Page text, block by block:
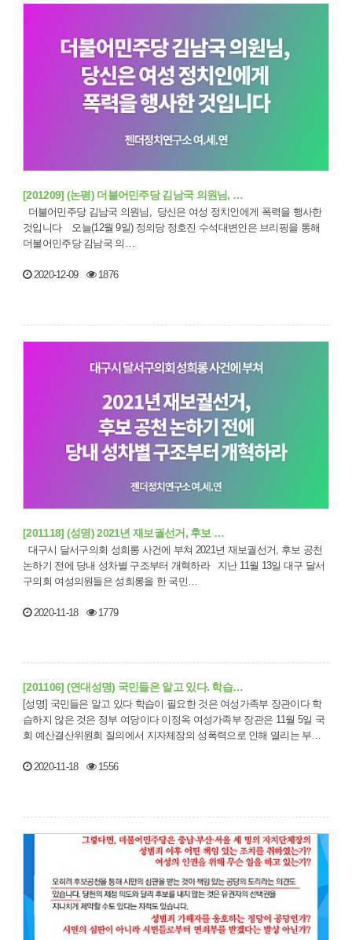
[201209] (논평) 더불어민주당 김남국 의원님, …
것입니다 오늘(12월 9일) 정의당 정호진 수석대변인은 브리핑을 통해
더불어민주당 김남국 의…
2020-12-09 1876
[201118] (성명) 2021년 재보궐선거, 후보 …
논하기 전에 당내 성차별 구조부터 개혁하라 지난 11월 13일 대구 달서
구의회 여성의원들은 성희롱을 한 국민…
2020-11-18 1779
[201106] (연대성명) 국민들은 알고 있다. 학습…
[성명] 국민들은 알고 있다 학습이 필요한 것은 여성가족부 장관이다 학
습하지 않은 것은 정부 여당이다 이정옥 여성가족부 장관은 11월 5일 국
회 예산결산위원회 질의에서 지자체장의 성폭력으로 인해 열리는 부산
2020-11-18
1556